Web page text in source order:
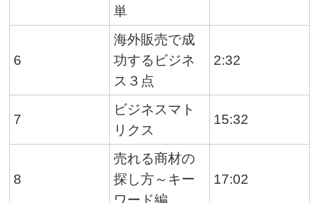
単
6
海外販売で成
功するビジネ
ス３点
2:32
7
ビジネスマト
リクス
15:32
8
売れる商材の
探し方～キー
ワード編
17:02